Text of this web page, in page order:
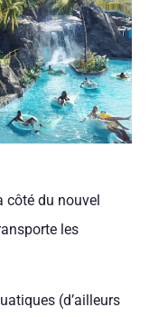
côté du nouvel
les
(d’ailleurs